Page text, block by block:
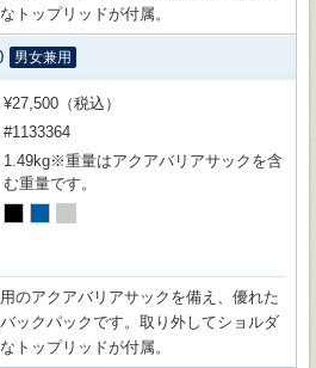
トップリッドが付属。
男女兼用
¥27,500（税込）
#1133364
1.49kg※重量はアクアバリアサックを含
む重量です。
のアクアバリアサックを備え、優れた
ックパックです。取り外してショルダ
トップリッドが付属。